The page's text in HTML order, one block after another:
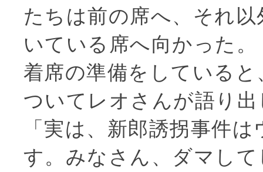
たちは前の席へ、それ
いている席へ向かった。
着席の準備をしている
ついてレオさんが語り
「実は、新郎誘拐事件
す。みなさん、ダマし